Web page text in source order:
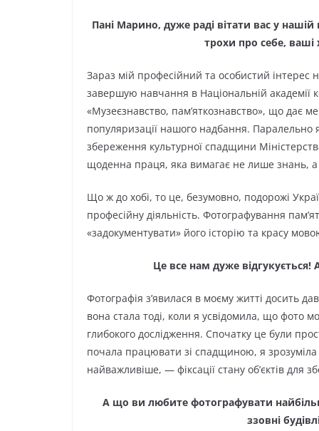
Пані Марино, дуже раді вітати вас у нашій
трохи про себе, ваші
Зараз мій професійний та особистий
завершую навчання в Національній академії
«Музеєзнавство, пам’яткознавство», що дає
популяризації нашого надбання.
збереження культурної спадщини
щоденна праця, яка вимагає не лише знань, а
Що ж до хобі, то це, безумовно, подорожі
професійну діяльність. Фотографування
«задокументувати» його історію та красу
Це все нам дуже
Фотографія з’явилася в моєму житті досить
вона стала тоді, коли я усвідомила, що фото
глибокого дослідження. Спочатку це були
почала працювати зі спадщиною, я зрозуміла
найважливіше, — фіксації стану об’єктів для
А що ви любите фотографувати
ззовні